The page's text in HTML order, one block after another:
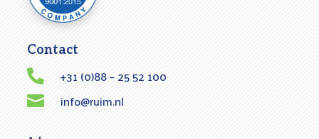
Contact
 +31 (0)88 – 25 52 100

info@ruim.nl